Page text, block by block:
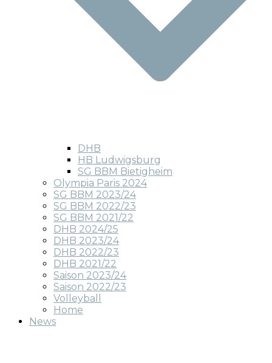
DHB
HB Ludwigsburg
SG BBM Bietigheim
Olympia Paris 2024
SG BBM 2023/24
SG BBM 2022/23
SG BBM 2021/22
DHB 2024/25
DHB 2023/24
DHB 2022/23
DHB 2021/22
Saison 2023/24
Saison 2022/23
Volleyball
Home
News